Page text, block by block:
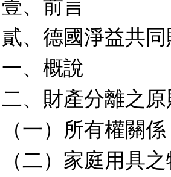
壹、前言
貳、德國淨益共
一、概說
二、財產分離之原
（一）所有權關係
（二）家庭用具